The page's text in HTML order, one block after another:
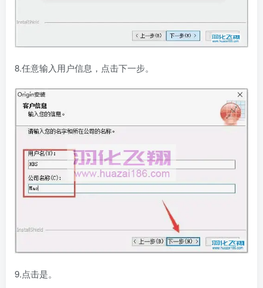
8.任意输入用户信息，点击下一步。
9.点击是。